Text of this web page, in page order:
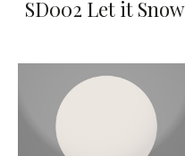
SD002 Let it Snow